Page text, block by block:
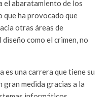
el abaratamiento de los
que ha provocado que
otras áreas de
como el crimen, no
es una carrera que tiene su
gran medida gracias a la